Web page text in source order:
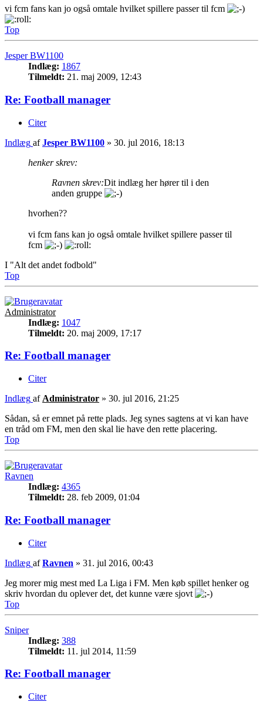
vi fcm fans kan jo også omtale hvilket spillere passer til fcm
Top
Jesper BW1100
Indlæg: 1867
Tilmeldt: 21. maj 2009, 12:43
Re: Football manager
Citer
Indlæg afJesper BW1100 » 30. jul 2016, 18:13
henker skrev:
Ravnen skrev:Dit indlæg her hører til i den
anden gruppe
hvorhen??
vi fcm fans kan jo også omtale hvilket spillere passer til
fcm
I "Alt det andet fodbold"
Top
Administrator
Indlæg: 1047
Tilmeldt: 20. maj 2009, 17:17
Re: Football manager
Citer
Indlæg af Administrator » 30. jul 2016, 21:25
Sådan, så er emnet på rette plads. Jeg synes sagtens at vi kan have
en tråd om FM, men den skal lie have den rette placering.
Top
Ravnen
Indlæg: 4365
Tilmeldt: 28. feb 2009, 01:04
Re: Football manager
Citer
Indlæg afRavnen » 31. jul 2016, 00:43
Jeg morer mig mest med La Liga i FM. Men køb spillet henker og
skriv hvordan du oplever det, det kunne være sjovt
Top
Sniper
Indlæg: 388
Tilmeldt: 11. jul 2014, 11:59
Re: Football manager
Citer